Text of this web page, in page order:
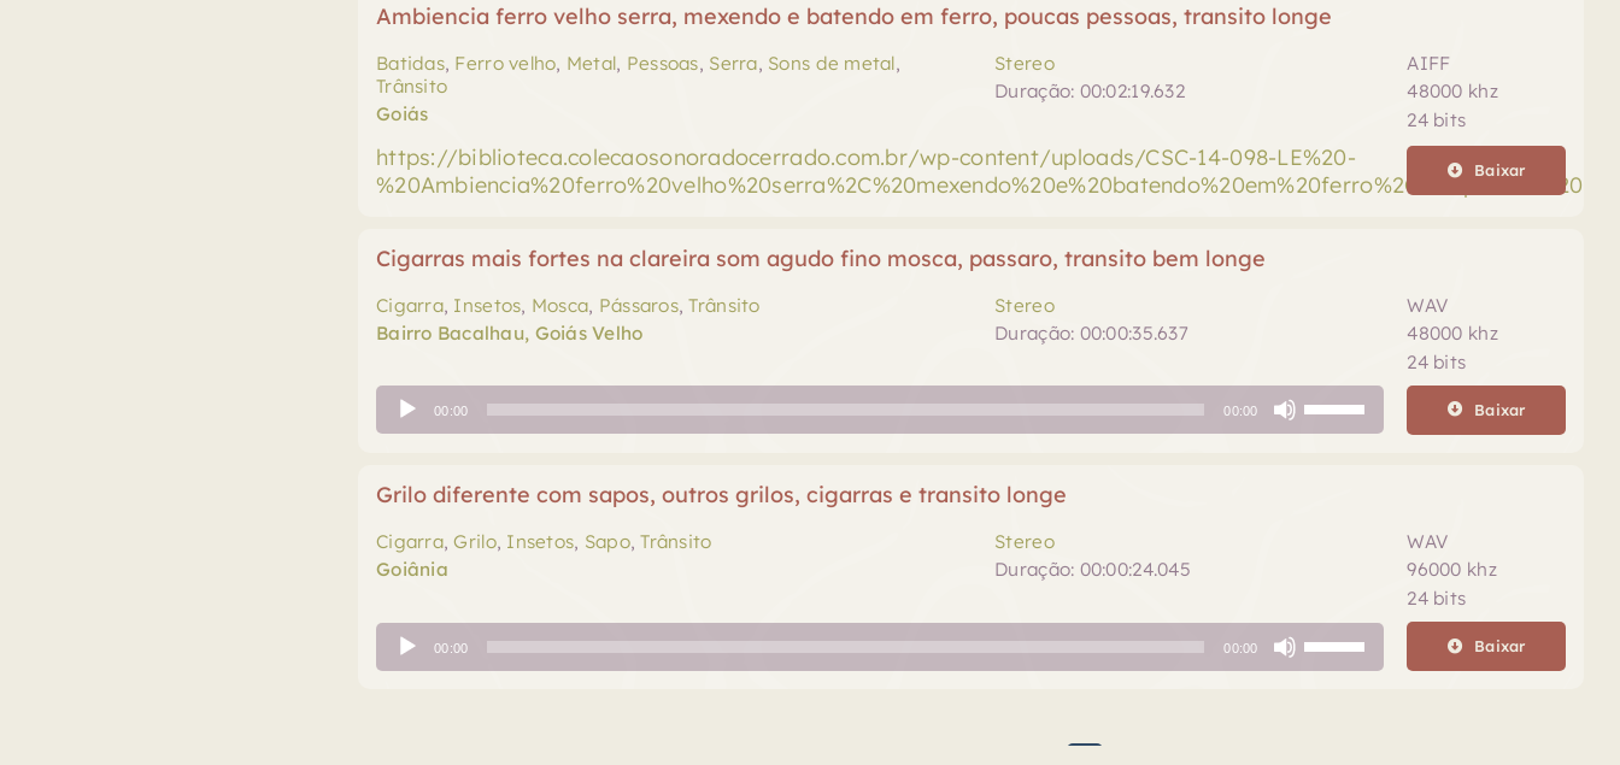
o
cima
aumentar
ou
Ambiencia ferro velho serra, mexendo e batendo em ferro, poucas pessoas, transito longe
Batidas, Ferro velho, Metal, Pessoas, Serra, Sons de metal,
Trânsito
Goiás
Stereo
Duração: 00:02:19.632
AIFF
48000 khz
24 bits
https://biblioteca.colecaosonoradocerrado.com.br/wp-content/uploads/CSC-14-098-LE%20-
Baixar
Cigarras mais fortes na clareira som agudo fino mosca, passaro, transito bem longe
Cigarra, Insetos, Mosca, Pássaros,Trânsito
Bairro Bacalhau, Goiás Velho
Stereo
Duração: 00:00:35.637
WAV
48000 khz
24 bits
Tocador
de
00:00 00:00
para
aumentar
ou
Baixar
Grilo diferente com sapos, outros grilos, cigarras e transito longe
Cigarra,Grilo, Insetos, Sapo,Trânsito
Goiânia
Stereo
Duração: 00:00:24.045
WAV
96000 khz
24 bits
Tocador
de
00:00 00:00 Baixar